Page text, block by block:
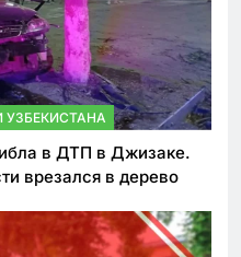
УЗБЕКИСТАНА
в ДТП в Джизаке.
врезался в дерево